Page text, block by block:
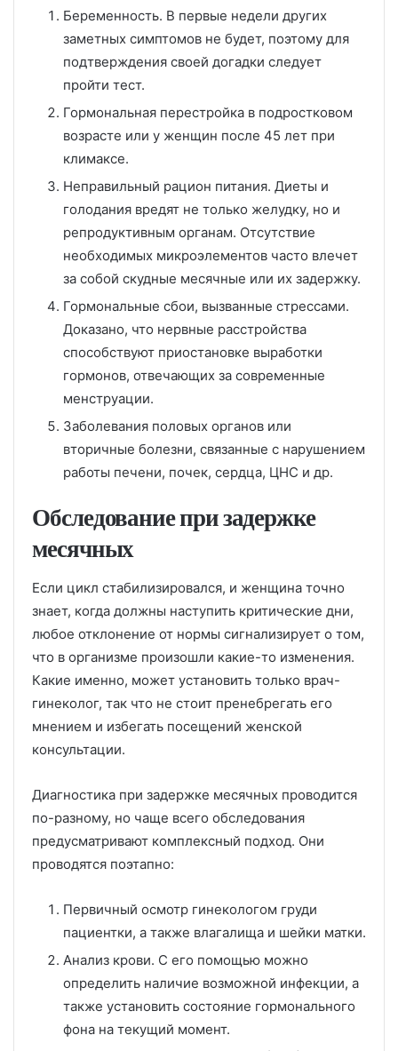
Беременность. В первые недели других
заметных симптомов не будет, поэтому для
подтверждения своей догадки следует
пройти тест.
Гормональная перестройка в подростковом
возрасте или у женщин после 45 лет при
климаксе.
Неправильный рацион питания. Диеты и
голодания вредят не только желудку, но и
репродуктивным органам. Отсутствие
необходимых микроэлементов часто влечет
за собой скудные месячные или их задержку.
Гормональные сбои, вызванные стрессами.
Доказано, что нервные расстройства
способствуют приостановке выработки
гормонов, отвечающих за современные
менструации.
Заболевания половых органов или
вторичные болезни, связанные с нарушением
работы печени, почек, сердца, ЦНС и др.
Обследование при задержке
месячных
Если цикл стабилизировался, и женщина точно
знает, когда должны наступить критические дни,
любое отклонение от нормы сигнализирует о том,
что в организме произошли какие-то изменения.
Какие именно, может установить только врач-
гинеколог, так что не стоит пренебрегать его
мнением и избегать посещений женской
консультации.
Диагностика при задержке месячных проводится
по-разному, но чаще всего обследования
предусматривают комплексный подход. Они
проводятся поэтапно:
Первичный осмотр гинекологом груди
пациентки, а также влагалища и шейки матки.
Анализ крови. С его помощью можно
определить наличие возможной инфекции, а
также установить состояние гормонального
фона на текущий момент.